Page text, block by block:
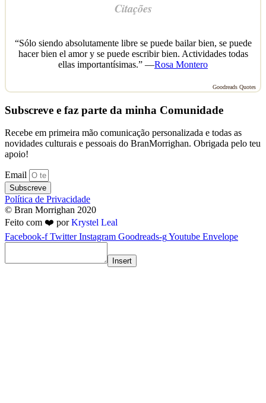
Citações
“Sólo siendo absolutamente libre se puede bailar bien, se puede
hacer bien el amor y se puede escribir bien. Actividades todas
ellas importantísimas.” —Rosa Montero
Goodreads Quotes
Subscreve e faz parte da minha Comunidade
Recebe em primeira mão comunicação personalizada e todas as
novidades culturais e pessoais do BranMorrighan. Obrigada pelo teu
apoio!
Email
Subscreve
Política de Privacidade
© Bran Morrighan 2020
Feito com ❤️ porKrystel Leal
Facebook-f Twitter Instagram Goodreads-gYoutube Envelope
Insert